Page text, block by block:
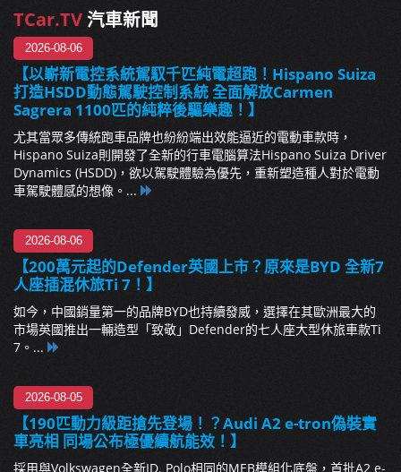
TCar.TV汽車新聞
2026-08-06
【以嶄新電控系統駕馭千匹純電超跑！Hispano Suiza
打造HSDD動態駕駛控制系統 全面解放Carmen
Sagrera 1100匹的純粹後驅樂趣！】
尤其當眾多傳統跑車品牌也紛紛端出效能逼近的電動車款時，
Hispano Suiza則開發了全新的行車電腦算法Hispano Suiza Driver
Dynamics (HSDD)，欲以駕駛體驗為優先，重新塑造種人對於電動
車駕駛體感的想像。...
2026-08-06
【200萬元起的Defender英國上市？原來是BYD 全新7
人座插混休旅Ti 7！】
如今，中國銷量第一的品牌BYD也持續發威，選擇在其歐洲最大的
市場英國推出一輛造型「致敬」Defender的七人座大型休旅車款Ti
7。...
2026-08-05
【190匹動力級距搶先登場！？Audi A2 e-tron偽裝實
車亮相 同場公布極優續航能效！】
採用與Volkswagen全新ID. Polo相同的MEB模組化底盤，首批A2 e-